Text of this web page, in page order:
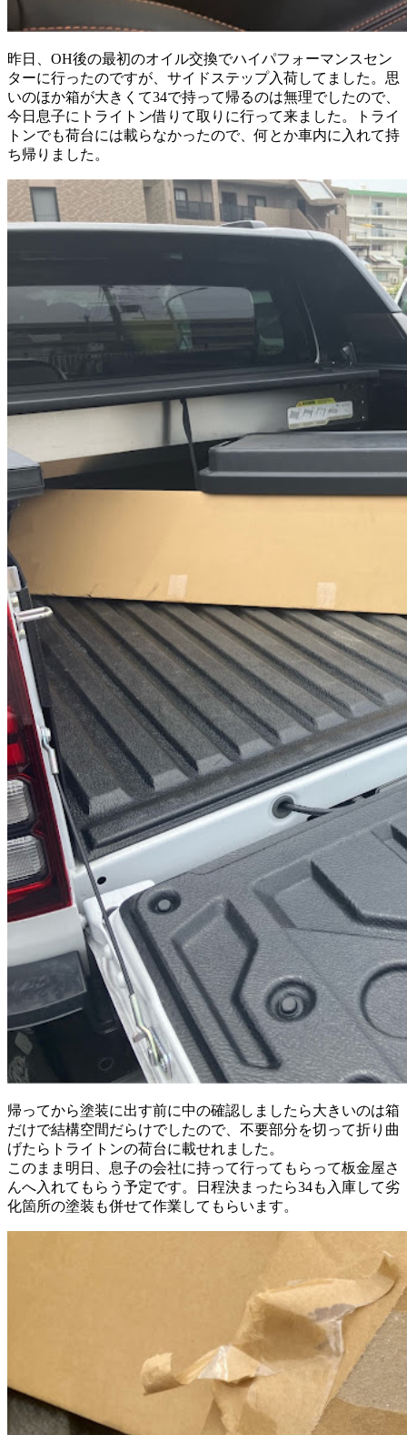
昨日、OH後の最初のオイル交換でハイパフォーマンスセン
ターに行ったのですが、サイドステップ入荷してました。思
いのほか箱が大きくて34で持って帰るのは無理でしたので、
今日息子にトライトン借りて取りに行って来ました。トライ
トンでも荷台には載らなかったので、何とか車内に入れて持
ち帰りました。
帰ってから塗装に出す前に中の確認しましたら大きいのは箱
だけで結構空間だらけでしたので、不要部分を切って折り曲
げたらトライトンの荷台に載せれました。
このまま明日、息子の会社に持って行ってもらって板金屋さ
んへ入れてもらう予定です。日程決まったら34も入庫して劣
化箇所の塗装も併せて作業してもらいます。